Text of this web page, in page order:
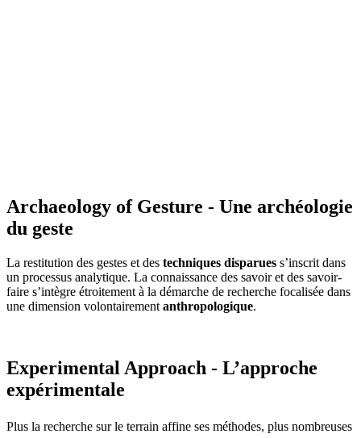
Archaeology of Gesture - Une archéologie
du geste
La restitution des gestes et des techniques disparues s’inscrit dans
un processus analytique. La connaissance des savoir et des savoir-
faire s’intègre étroitement à la démarche de recherche focalisée dans
une dimension volontairement anthropologique.
Experimental Approach - L’approche
expérimentale
Plus la recherche sur le terrain affine ses méthodes, plus nombreuses